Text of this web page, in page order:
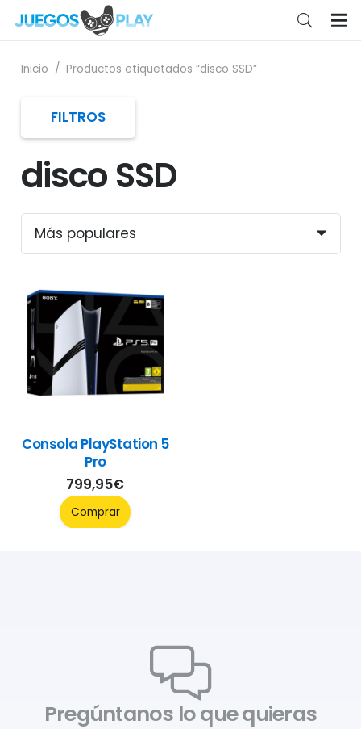
Inicio / Productos etiquetados “disco SSD”
disco SSD
Consola PlayStation 5
Pro
799,95€
Comprar
FILTROS
Pregúntanos lo que quieras